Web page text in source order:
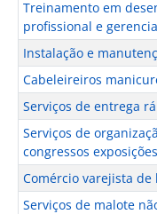
Treinamento em
profissional e
Instalação e
Cabeleireiros
Serviços de entrega
Serviços de
congressos
Comércio varejista de
Serviços de malote